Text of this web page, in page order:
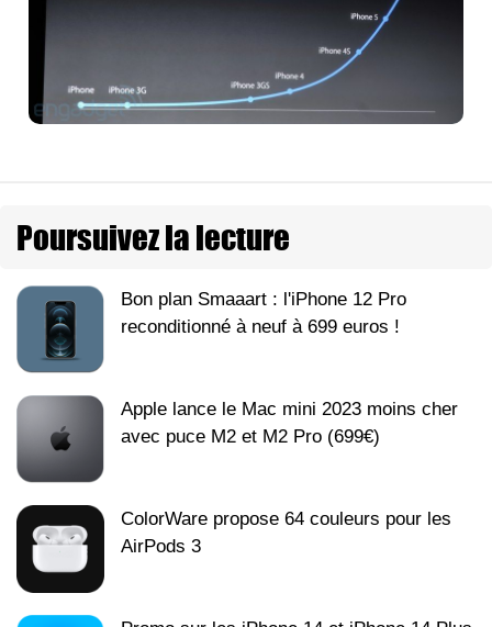
Poursuivez la lecture
Bon plan Smaaart : l'iPhone 12 Pro
reconditionné à neuf à 699 euros !
Apple lance le Mac mini 2023 moins cher
avec puce M2 et M2 Pro (699€)
ColorWare propose 64 couleurs pour les
AirPods 3